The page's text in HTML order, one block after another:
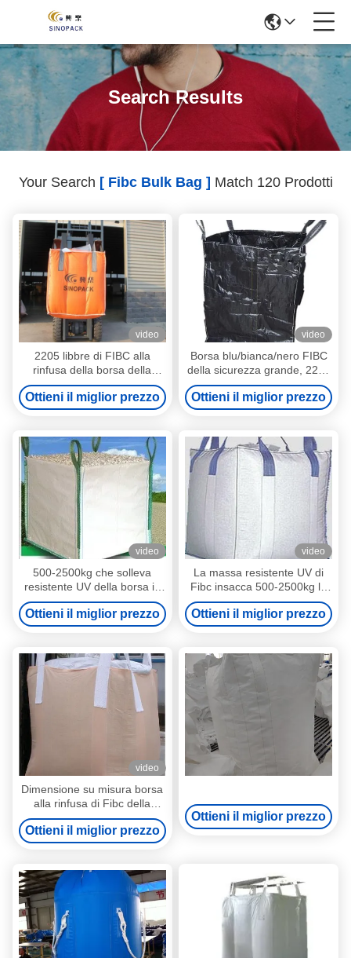
Search Results
Your Search [ Fibc Bulk Bag ] Match 120 Prodotti
video
2205 libbre di FIBC alla
rinfusa della borsa della
borsa flessibile del
contenitore di progettazione
tubolare innovatrice del
Ottieni il miglior prezzo
video
Borsa blu/bianca/nero FIBC
della sicurezza grande, 2200
libbre sottoposte agli UV alla
rinfusa di Fibc insacca
Ottieni il miglior prezzo
video
500-2500kg che solleva
resistente UV della borsa in
serie di Fibc di capacità
ricoperto di fodera di PE/PP
Ottieni il miglior prezzo
video
La massa resistente UV di
Fibc insacca 500-2500kg la
capacità di sollevamento
MOQ 500pcs
Ottieni il miglior prezzo
video
Dimensione su misura borsa
alla rinfusa di Fibc della
fodera di PE/PP
Ottieni il miglior prezzo
Ottieni il miglior prezzo